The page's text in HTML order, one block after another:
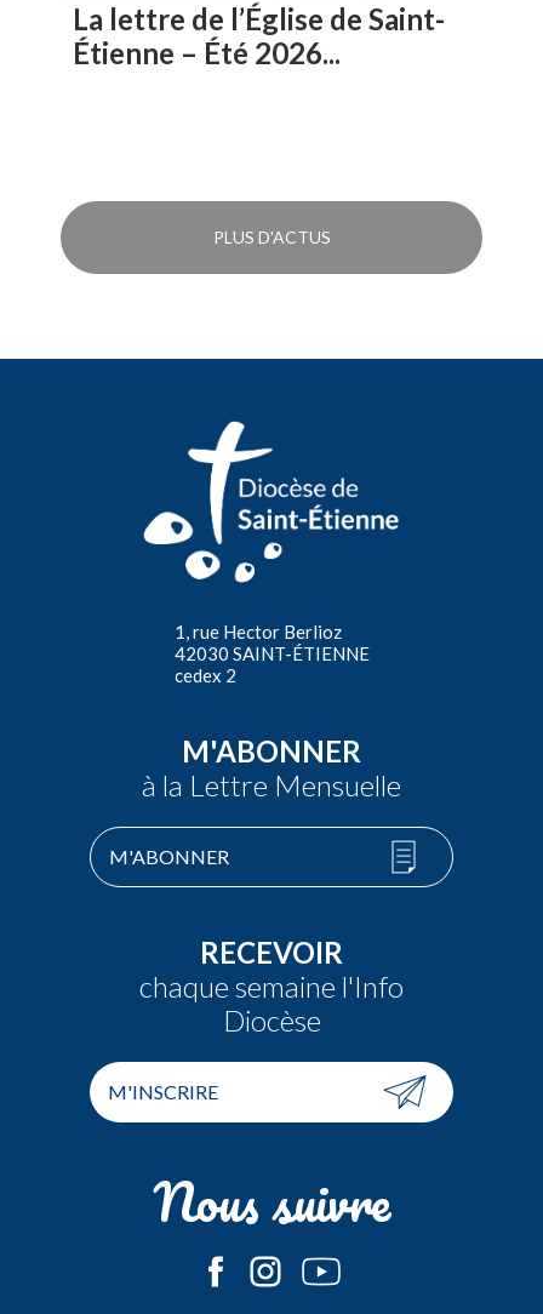
La lettre de l’Église de Saint-
Étienne – Été 2026...
PLUS D'ACTUS
1, rue Hector Berlioz
42030 SAINT-ÉTIENNE
cedex 2
M'ABONNER
à la Lettre Mensuelle
M'ABONNER
RECEVOIR
chaque semaine l'Info
Diocèse
M'INSCRIRE
Nous suivre